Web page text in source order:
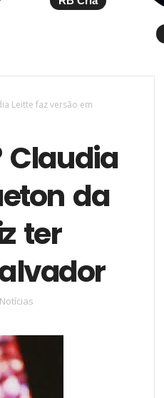
Leitte faz versão em
Claudia
da
ter
Notícias